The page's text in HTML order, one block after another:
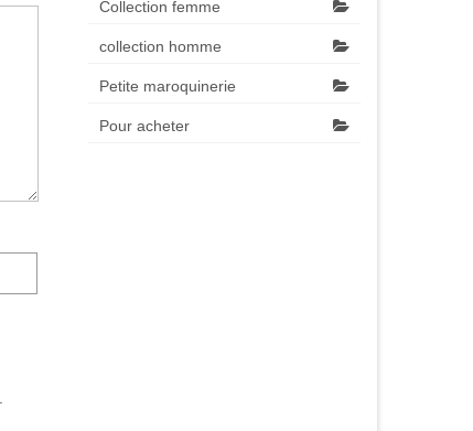
Collection femme
collection homme
Petite maroquinerie
Pour acheter